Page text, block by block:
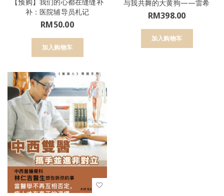
补：医院辅导员札记
RM50.00
加入购物车
与我共舞的大黄狗——雷希
RM398.00
加入购物车